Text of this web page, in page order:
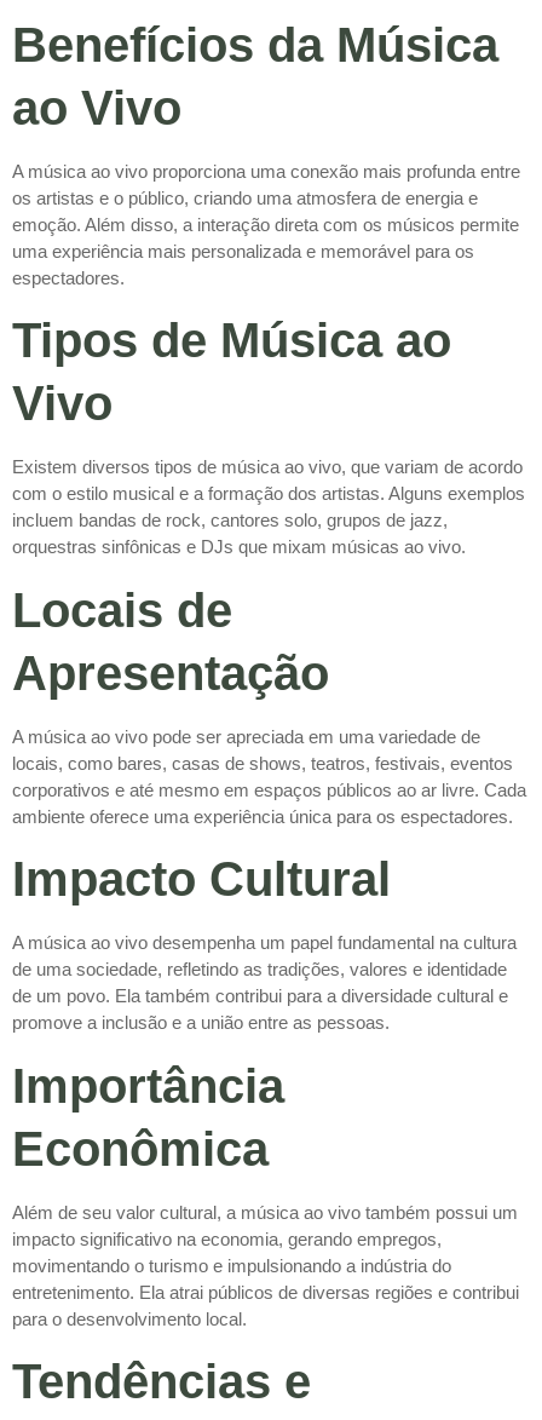
Benefícios da Música
ao Vivo
A música ao vivo proporciona uma conexão mais profunda entre
os artistas e o público, criando uma atmosfera de energia e
emoção. Além disso, a interação direta com os músicos permite
uma experiência mais personalizada e memorável para os
espectadores.
Tipos de Música ao
Vivo
Existem diversos tipos de música ao vivo, que variam de acordo
com o estilo musical e a formação dos artistas. Alguns exemplos
incluem bandas de rock, cantores solo, grupos de jazz,
orquestras sinfônicas e DJs que mixam músicas ao vivo.
Locais de
Apresentação
A música ao vivo pode ser apreciada em uma variedade de
locais, como bares, casas de shows, teatros, festivais, eventos
corporativos e até mesmo em espaços públicos ao ar livre. Cada
ambiente oferece uma experiência única para os espectadores.
Impacto Cultural
A música ao vivo desempenha um papel fundamental na cultura
de uma sociedade, refletindo as tradições, valores e identidade
de um povo. Ela também contribui para a diversidade cultural e
promove a inclusão e a união entre as pessoas.
Importância
Econômica
Além de seu valor cultural, a música ao vivo também possui um
impacto significativo na economia, gerando empregos,
movimentando o turismo e impulsionando a indústria do
entretenimento. Ela atrai públicos de diversas regiões e contribui
para o desenvolvimento local.
Tendências e